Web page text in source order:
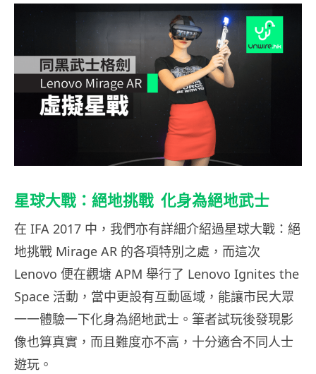
星球大戰：絕地挑戰 化身為絕地武士
在 IFA 2017 中，我們亦有詳細介紹過星球大戰：絕
地挑戰 Mirage AR 的各項特別之處，而這次
Lenovo 便在觀塘 APM 舉行了 Lenovo Ignites the
Space 活動，當中更設有互動區域，能讓市民大眾
一一體驗一下化身為絕地武士。筆者試玩後發現影
像也算真實，而且難度亦不高，十分適合不同人士
遊玩。